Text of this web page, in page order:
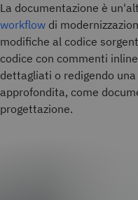
La documentazione è
workflow di
modifiche al codice
codice con commenti
dettagliati o redigendo
approfondita, come
progettazione.